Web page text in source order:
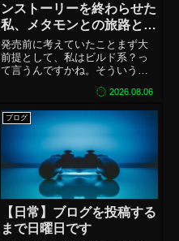
ンストーリーを終わらせた
私、メタモンとの旅路とマ
ップ元ネタ・深淵を考え
る。【考察・感想など】
※26/8/6更新
発売前に考えていたことまず大
前提として、私はビルド系？っ
て言うんですかね。そういうゲ
でちょっと不安があったのは正
直なところ。ゲームについては
結構続かないタイプで100時間以
上やっているゲームがそんなに
多くない私が...
2026.08.06
ブログ
【日常】ブログを投稿する
まで日曜日です